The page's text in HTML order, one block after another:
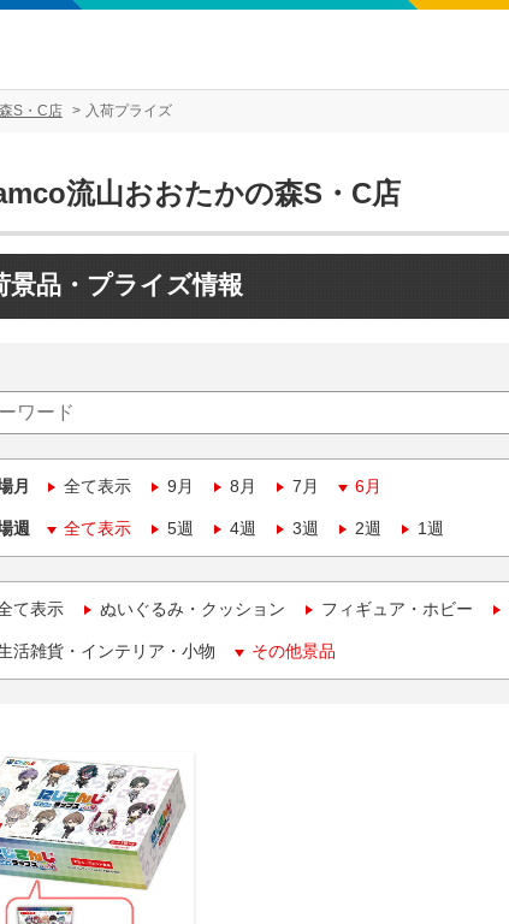
S・C店 入荷プライズ
流山おおたかの森S・C店
景品・プライズ情報
月 全て表示 9月 8月 7月 6月
週 全て表示 5週 4週 3週 2週 1週
て表示 ぬいぐるみ・クッション フィギュア・ホビー
活雑貨・インテリア・小物 その他景品